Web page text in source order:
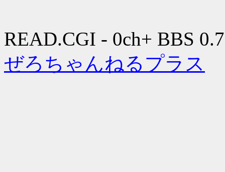
READ.CGI - 0ch+ BBS
ぜろちゃんねるプラス